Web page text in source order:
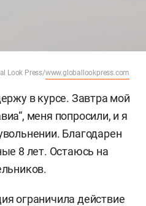
Look Press/www.globallookpress.com
в курсе. Завтра мой
меня попросили, и я
Благодарен
8 лет. Остаюсь на
ограничила действие